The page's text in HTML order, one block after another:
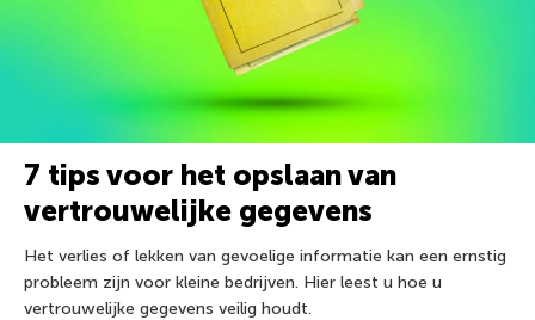
7 tips voor het opslaan van
vertrouwelijke gegevens
Het verlies of lekken van gevoelige informatie kan een ernstig
probleem zijn voor kleine bedrijven. Hier leest u hoe u
vertrouwelijke gegevens veilig houdt.